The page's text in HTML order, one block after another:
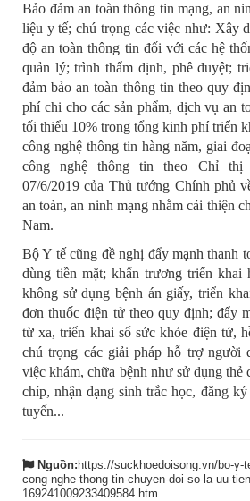
Bảo đảm an toàn thông tin mạng, an
liệu y tế; chú trọng các việc như: Xây
độ an toàn thông tin đối với các hệ
quản lý; trình thẩm định, phê duyệt;
đảm bảo an toàn thông tin theo quy
phí chi cho các sản phẩm, dịch vụ an
tối thiểu 10% trong tổng kinh phí triển
công nghệ thông tin hàng năm, giai
công nghệ thông tin theo Chỉ thị
07/6/2019 của Thủ tướng Chính phủ
an toàn, an ninh mạng nhằm cải thiện
Nam.
Bộ Y tế cũng đề nghị đẩy mạnh thanh
dùng tiền mặt; khẩn trương triển khai
không sử dụng bệnh án giấy, triển
đơn thuốc điện tử theo quy định; đẩy
từ xa, triển khai sổ sức khỏe điện tử,
chú trọng các giải pháp hỗ trợ người
việc khám, chữa bệnh như sử dụng thẻ
chíp, nhận dạng sinh trắc học, đăng
tuyến...
Nguồn: https://suckhoedoisong.vn/bo-y-
cong-nghe-thong-tin-chuyen-doi-so-la-uu-
169241009233409584.htm